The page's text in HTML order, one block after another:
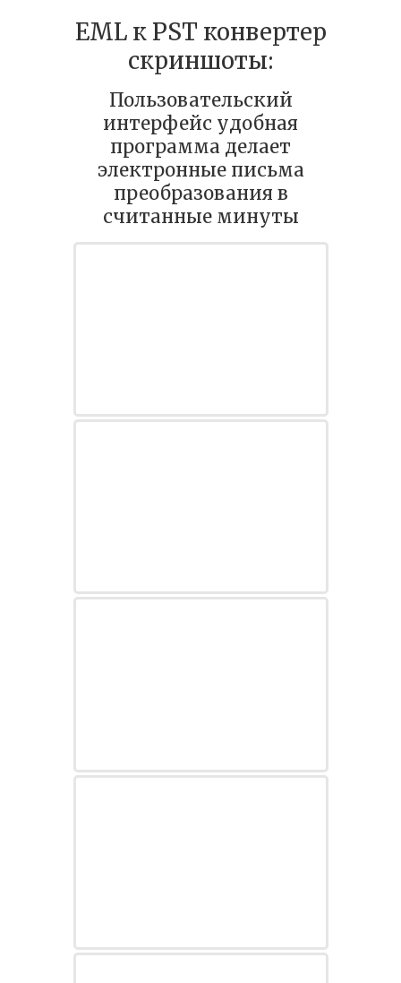
EML к PST конвертер
скриншоты:
Пользовательский
интерфейс удобная
программа делает
электронные письма
преобразования в
считанные минуты